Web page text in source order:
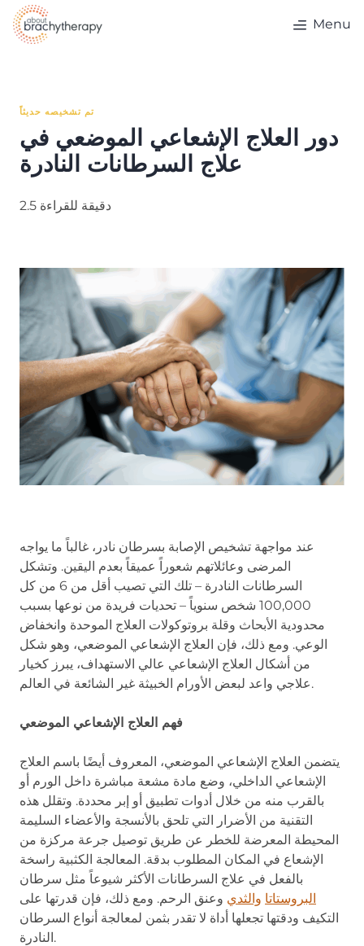
Skip to content
Menu
تم تشخيصه حديثاً
دور العلاج الإشعاعي الموضعي في
علاج السرطانات النادرة
2.5 دقيقة للقراءة
عند مواجهة تشخيص الإصابة بسرطان نادر، غالباً ما يواجه
المرضى وعائلاتهم شعوراً عميقاً بعدم اليقين. وتشكل
السرطانات النادرة – تلك التي تصيب أقل من 6 من كل
100,000 شخص سنوياً – تحديات فريدة من نوعها بسبب
محدودية الأبحاث وقلة بروتوكولات العلاج الموحدة وانخفاض
الوعي. ومع ذلك، فإن العلاج الإشعاعي الموضعي، وهو شكل
من أشكال العلاج الإشعاعي عالي الاستهداف، يبرز كخيار
علاجي واعد لبعض الأورام الخبيثة غير الشائعة في العالم.
فهم العلاج الإشعاعي الموضعي
يتضمن العلاج الإشعاعي الموضعي، المعروف أيضًا باسم العلاج
الإشعاعي الداخلي، وضع مادة مشعة مباشرة داخل الورم أو
بالقرب منه من خلال أدوات تطبيق أو إبر محددة. وتقلل هذه
التقنية من الأضرار التي تلحق بالأنسجة والأعضاء السليمة
المحيطة المعرضة للخطر عن طريق توصيل جرعة مركزة من
الإشعاع في المكان المطلوب بدقة. المعالجة الكثبية راسخة
بالفعل في علاج السرطانات الأكثر شيوعاً مثل سرطان
البروستاتا والثدي وعنق الرحم. ومع ذلك، فإن قدرتها على
التكيف ودقتها تجعلها أداة لا تقدر بثمن لمعالجة أنواع السرطان
النادرة.